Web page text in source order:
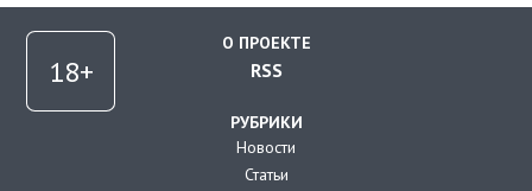
О ПРОЕКТЕ
RSS
РУБРИКИ
Новости
Статьи